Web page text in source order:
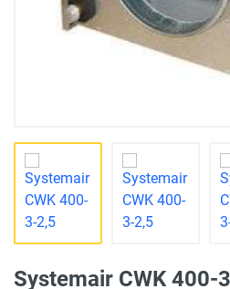
Systemair CWK 400-